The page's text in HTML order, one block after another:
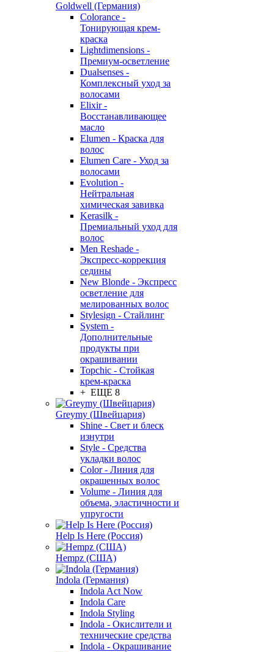
Goldwell (Германия)
Colorance -
Тонирующая крем-
краска
Lightdimensions -
Премиум-осветление
Dualsenses -
Комплексный уход за
волосами
Elixir -
Восстанавливающее
масло
Elumen - Краска для
волос
Elumen Care - Уход за
волосами
Evolution -
Нейтральная
химическая завивка
Kerasilk -
Премиальный уход для
волос
Men Reshade -
Экспресс-коррекция
седины
New Blonde - Экспресс
осветление для
мелированных волос
Stylesign - Стайлинг
System -
Дополнительные
продукты при
окрашивании
Topchic - Стойкая
крем-краска
+ ЕЩЕ 8
Greymy (Швейцария)
Shine - Свет и блеск
изнутри
Style - Средства
укладки волос
Color - Линия для
окрашенных волос
Volume - Линия для
объема, эластичности и
упругости
Help Is Here (Россия)
Hempz (США)
Indola (Германия)
Indola Act Now
Indola Care
Indola Styling
Indola - Окислители и
технические средства
Indola - Окрашивание